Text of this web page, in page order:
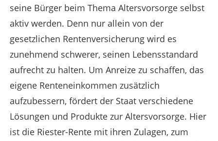
seine Bürger beim Thema Altersvorsorge selbst
aktiv werden. Denn nur allein von der
gesetzlichen Rentenversicherung wird es
zunehmend schwerer, seinen Lebensstandard
aufrecht zu halten. Um Anreize zu schaffen, das
eigene Renteneinkommen zusätzlich
aufzubessern, fördert der Staat verschiedene
Lösungen und Produkte zur Altersvorsorge. Hier
ist die Riester-Rente mit ihren Zulagen, zum